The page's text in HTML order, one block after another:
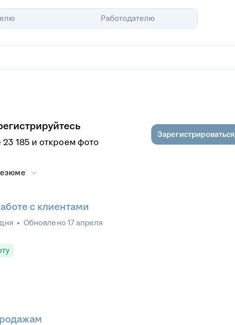
Работодателю
185 и откроем фото
Зарегистрироваться
с клиентами
• Обновлено 17 апреля